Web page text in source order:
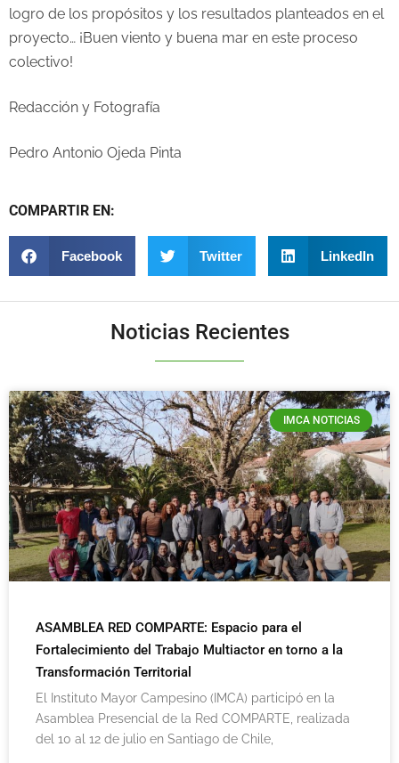
logro de los propósitos y los resultados planteados en el
proyecto… ¡Buen viento y buena mar en este proceso
colectivo!
Redacción y Fotografía
Pedro Antonio Ojeda Pinta
COMPARTIR EN:
Facebook Twitter LinkedIn
Noticias Recientes
IMCA NOTICIAS
ASAMBLEA RED COMPARTE: Espacio para el
Fortalecimiento del Trabajo Multiactor en torno a la
Transformación Territorial
El Instituto Mayor Campesino (IMCA) participó en la
Asamblea Presencial de la Red COMPARTE, realizada
del 10 al 12 de julio en Santiago de Chile,